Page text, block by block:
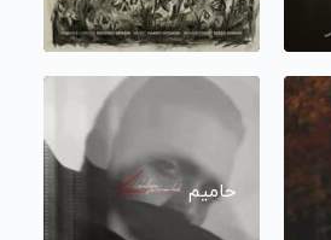
حامیم